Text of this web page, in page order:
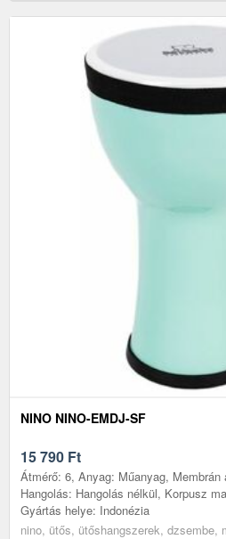
NINO NINO-EMDJ-SF
15 790 Ft
Átmérő: 6, Anyag: Műanyag,
Hangolás: Hangolás nélkül, Korpusz
Gyártás helye: Indonézia
nino, ütős, ütőshangszerek, dzsembe,